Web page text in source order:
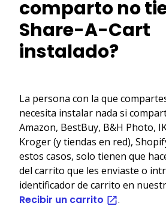
comparto no
Share-A-Cart
instalado?
La persona con la que
necesita instalar nada si
Amazon, BestBuy, B&H Photo,
Kroger (y tiendas en red),
estos casos, solo tienen que
del carrito que les enviaste o
identificador de carrito en
Recibir un carrito .